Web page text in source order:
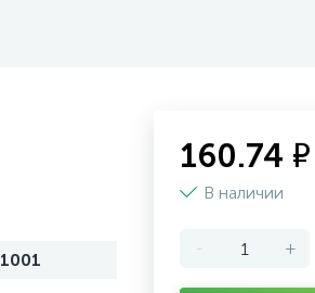
160.74 ₽
В наличии
- +